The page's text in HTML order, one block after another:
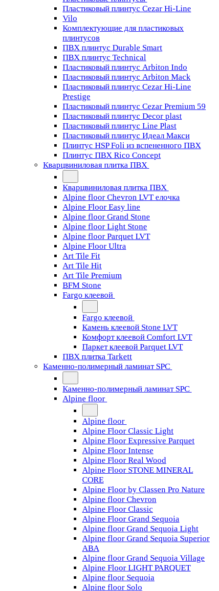
Пластиковый плинтус Cezar Hi-Line
Vilo
Комплектующие для пластиковых
плинтусов
ПВХ плинтус Durable Smart
ПВХ плинтус Technical
Пластиковый плинтус Arbiton Indo
Пластиковый плинтус Arbiton Mack
Пластиковый плинтус Cezar Hi-Line
Prestige
Пластиковый плинтус Cezar Premium 59
Пластиковый плинтус Decor plast
Пластиковый плинтус Line Plast
Пластиковый плинтус Идеал Макси
Плинтус HSP Foli из вспененного ПВХ
Плинтус ПВХ Rico Concept
Кварцвиниловая плитка ПВХ
Кварцвиниловая плитка ПВХ
Alpine floor Chevron LVT елочка
Alpine Floor Easy line
Alpine floor Grand Stone
Alpine floor Light Stone
Alpine floor Parquet LVT
Alpine Floor Ultra
Art Tile Fit
Art Tile Hit
Art Tile Premium
BFM Stone
Fargo клеевой
Fargo клеевой
Камень клеевой Stone LVT
Комфорт клеевой Comfort LVT
Паркет клеевой Parquet LVT
ПВХ плитка Tarkett
Каменно-полимерный ламинат SPC
Каменно-полимерный ламинат SPC
Alpine floor
Alpine floor
Alpine Floor Classic Light
Alpine Floor Expressive Parquet
Alpine Floor Intense
Alpine Floor Real Wood
Alpine Floor STONE MINERAL
CORE
Alpine Floor by Classen Pro Nature
Alpine floor Chevron
Alpine Floor Classic
Alpine Floor Grand Sequoia
Alpine floor Grand Sequoia Light
Alpine floor Grand Sequoia Superior
ABA
Alpine floor Grand Sequoia Village
Alpine Floor LIGHT PARQUET
Alpine floor Sequoia
Alpine floor Solo